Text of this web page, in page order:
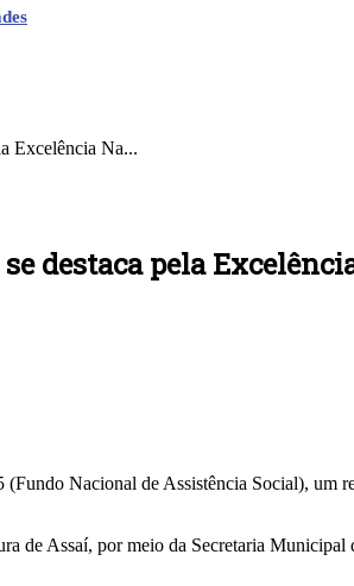
Excelência Na...
destaca pela
Nacional de Assistência Social), um
de Assaí, por meio da Secretaria